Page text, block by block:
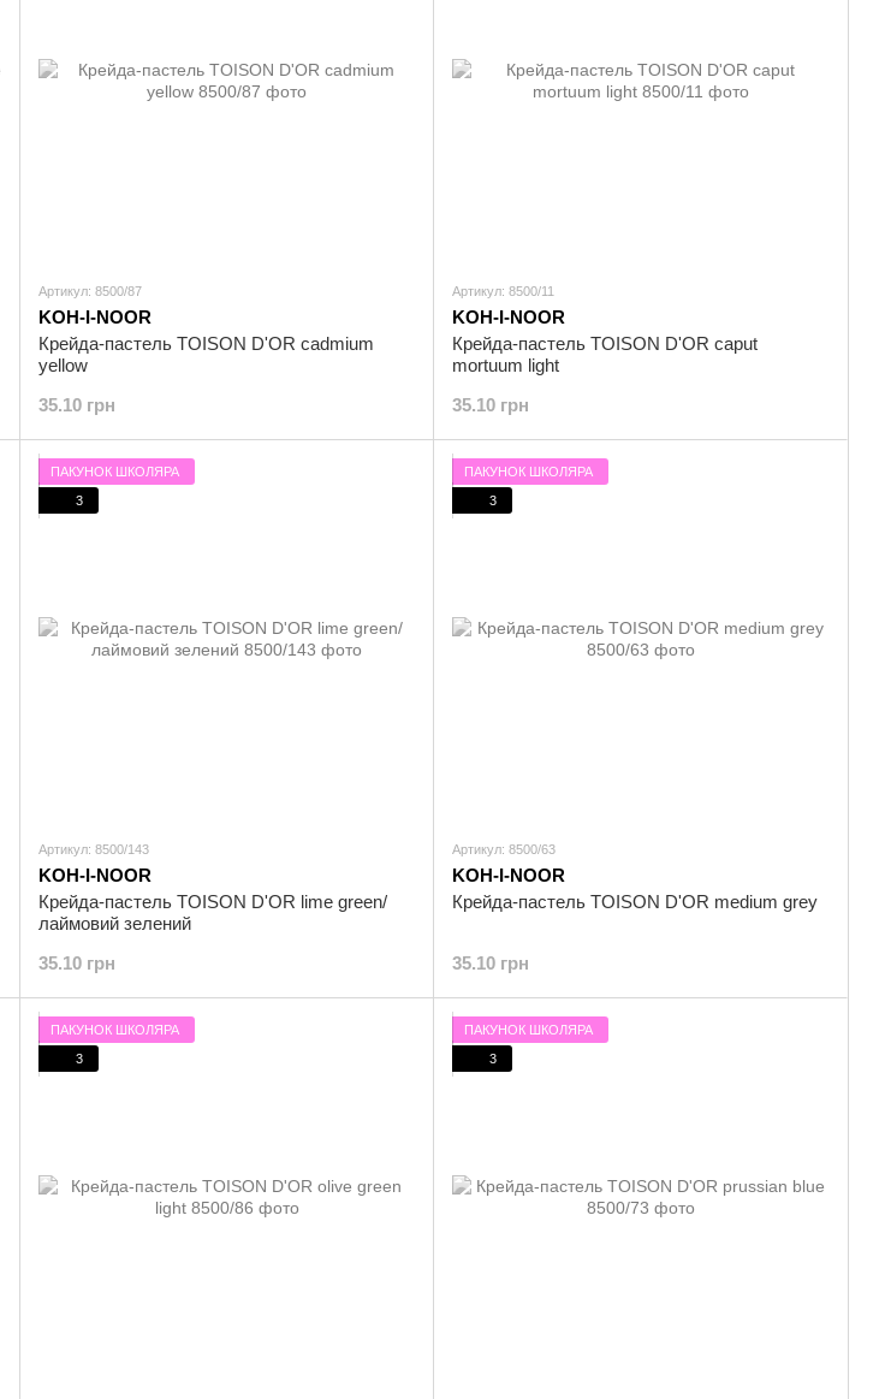
Артикул: 8500/87
KOH-I-NOOR
Крейда-пастель TOISON D'OR cadmium
yellow
35.10 грн
Артикул: 8500/11
KOH-I-NOOR
Крейда-пастель TOISON D'OR caput
mortuum light
35.10 грн
ПАКУНОК ШКОЛЯРА
3
Артикул: 8500/143
KOH-I-NOOR
Крейда-пастель TOISON D'OR lime green/
лаймовий зелений
35.10 грн
ПАКУНОК ШКОЛЯРА
3
Артикул: 8500/63
KOH-I-NOOR
Крейда-пастель TOISON D'OR medium grey
35.10 грн
ПАКУНОК ШКОЛЯРА
3
ПАКУНОК ШКОЛЯРА
3